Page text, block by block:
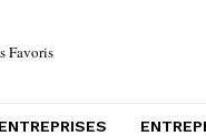
Favoris
ENTREPRISES